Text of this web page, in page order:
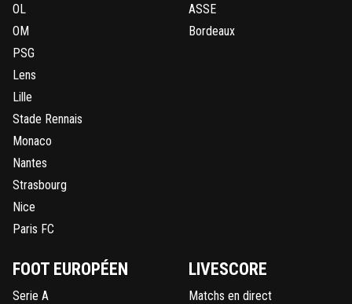
OL
OM
PSG
Lens
Lille
Stade Rennais
Monaco
Nantes
Strasbourg
Nice
Paris FC
ASSE
Bordeaux
FOOT EUROPÉEN
Serie A
LIVESCORE
Matchs en direct